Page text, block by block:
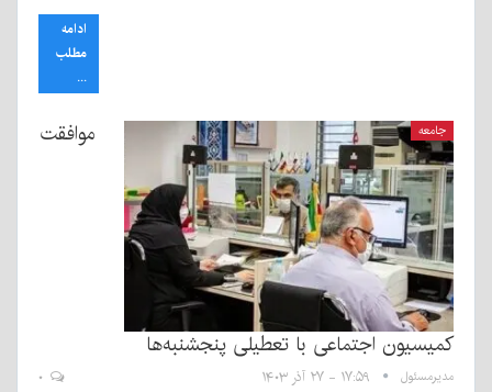
ادامه
مطلب
...
جامعه موافقت
کمیسیون اجتماعی با تعطیلی پنجشنبه‌ها
مدیرمسئول ۱۷:۵۹ - ۲۷ آذر ۱۴۰۳